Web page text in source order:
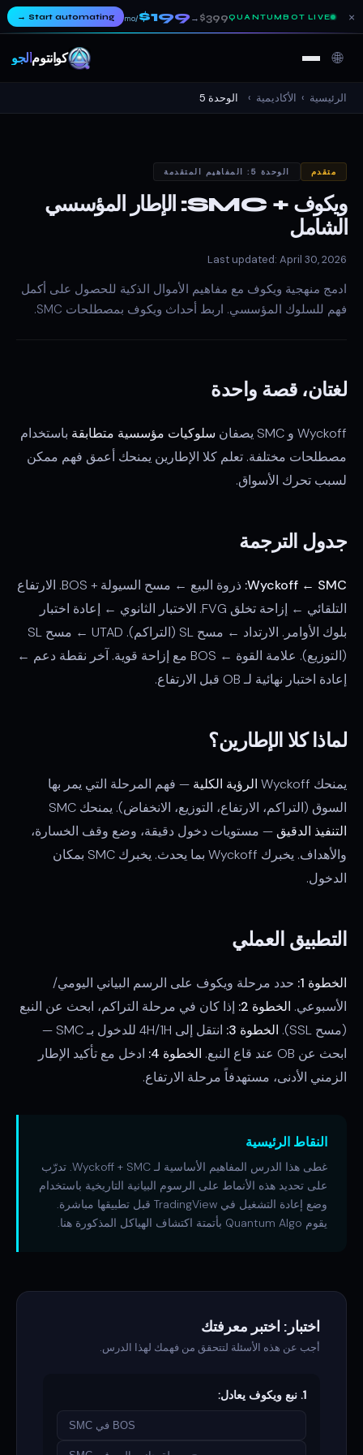
QUANTUMBOT LIVE
$399
→
$199
/mo
Start automating
→ ×
كوانتومألجو 🌐
الرئيسية › الأكاديمية › الوحدة 5
متقدم الوحدة 5: المفاهيم المتقدمة
ويكوف + SMC: الإطار المؤسسي
الشامل
Last updated: April 30, 2026
ادمج منهجية ويكوف مع مفاهيم الأموال الذكية للحصول على أكمل
فهم للسلوك المؤسسي. اربط أحداث ويكوف بمصطلحات SMC.
لغتان، قصة واحدة
Wyckoff و SMC يصفان سلوكيات مؤسسية متطابقة باستخدام
مصطلحات مختلفة. تعلم كلا الإطارين يمنحك أعمق فهم ممكن
لسبب تحرك الأسواق.
جدول الترجمة
Wyckoff ← SMC:
ذروة البيع ← مسح السيولة + BOS. الارتفاع
التلقائي ← إزاحة تخلق FVG. الاختبار الثانوي ← إعادة اختبار
بلوك الأوامر. الارتداد ← مسح SL (التراكم). UTAD ← مسح SL
(التوزيع). علامة القوة ← BOS مع إزاحة قوية. آخر نقطة دعم ←
إعادة اختبار نهائية لـ OB قبل الارتفاع.
لماذا كلا الإطارين؟
يمنحك Wyckoff الرؤية الكلية — فهم المرحلة التي يمر بها
السوق (التراكم، الارتفاع، التوزيع، الانخفاض). يمنحك SMC
التنفيذ الدقيق — مستويات دخول دقيقة، وضع وقف الخسارة،
والأهداف. يخبرك Wyckoff بما يحدث. يخبرك SMC بمكان
الدخول.
التطبيق العملي
الخطوة 1:
حدد مرحلة ويكوف على الرسم البياني اليومي/
الأسبوعي. الخطوة 2:
إذا كان في مرحلة التراكم، ابحث عن النبع
(مسح SSL).
الخطوة 3:
انتقل إلى 4H/1H للدخول بـ SMC —
ابحث عن OB عند قاع النبع.
الخطوة 4:
ادخل مع تأكيد الإطار
الزمني الأدنى، مستهدفاً مرحلة الارتفاع.
النقاط الرئيسية
غطى هذا الدرس المفاهيم الأساسية لـ Wyckoff + SMC. تدرّب
على تحديد هذه الأنماط على الرسوم البيانية التاريخية باستخدام
وضع إعادة التشغيل في TradingView قبل تطبيقها مباشرة.
يقوم Quantum Algo بأتمتة اكتشاف الهياكل المذكورة هنا.
اختبار: اختبر معرفتك
أجب عن هذه الأسئلة لتتحقق من فهمك لهذا الدرس.
1. نبع ويكوف يعادل:
BOS في SMC